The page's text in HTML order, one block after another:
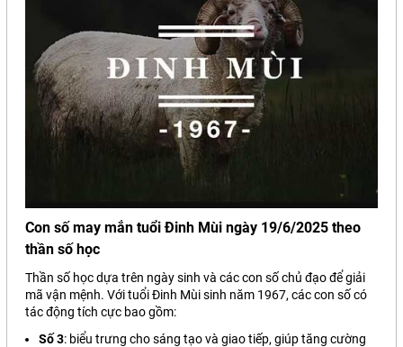
Con số may mắn tuổi Đinh Mùi ngày 19/6/2025 theo
thần số học
Thần số học dựa trên ngày sinh và các con số chủ đạo để giải
mã vận mệnh. Với tuổi Đinh Mùi sinh năm 1967, các con số có
tác động tích cực bao gồm:
Số 3: biểu trưng cho sáng tạo và giao tiếp, giúp tăng cường